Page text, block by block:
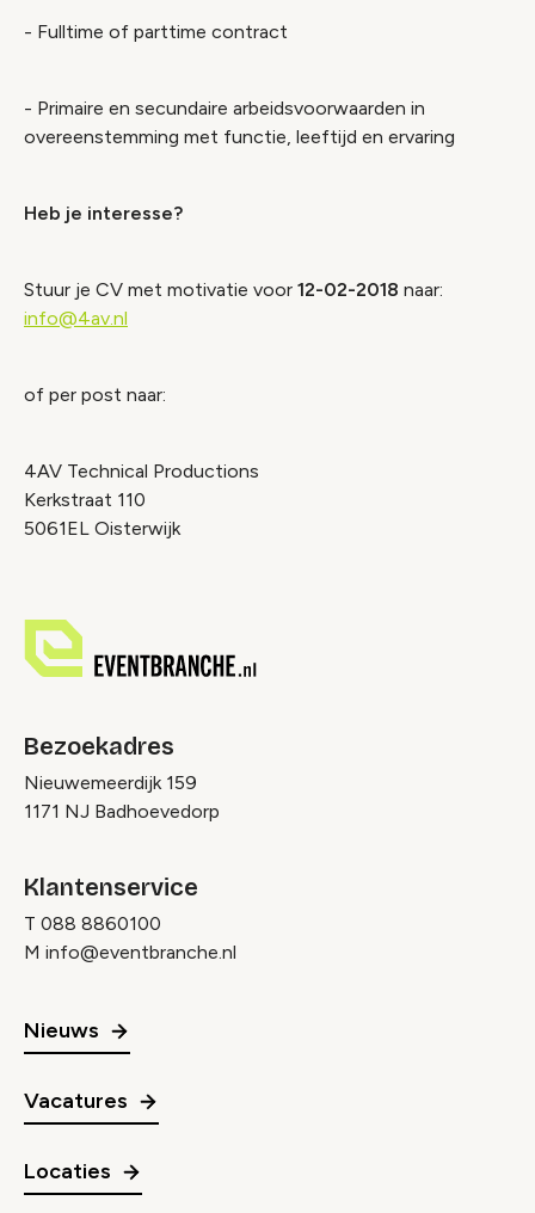
- Fulltime of parttime contract
- Primaire en secundaire arbeidsvoorwaarden in
overeenstemming met functie, leeftijd en ervaring
Heb je interesse?
Stuur je CV met motivatie voor 12-02-2018 naar:
info@4av.nl
of per post naar:
4AV Technical Productions
Kerkstraat 110
5061EL Oisterwijk
Bezoekadres
Nieuwemeerdijk 159
1171 NJ Badhoevedorp
Klantenservice
T 088 8860100
M info@eventbranche.nl
Nieuws
Vacatures
Locaties